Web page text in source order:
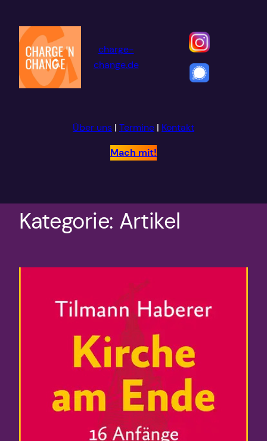
Inhalt
springen
charge-
change.de
Über uns | Termine | Kontakt
Mach mit!
Kategorie: Artikel